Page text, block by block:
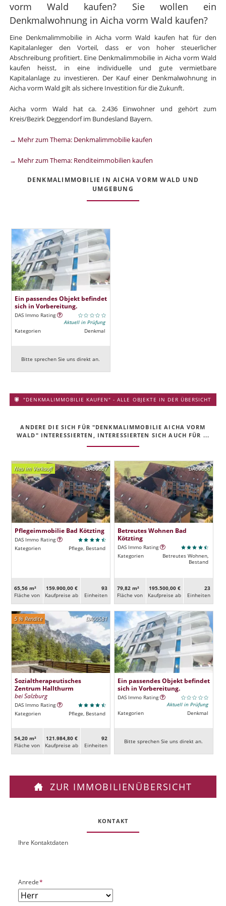
vorm Wald kaufen? Sie wollen ein
Denkmalwohnung in Aicha vorm Wald kaufen?
Eine Denkmalimmobilie in Aicha vorm Wald kaufen hat für den
Kapitalanleger den Vorteil, dass er von hoher steuerlicher
Abschreibung profitiert. Eine Denkmalimmobilie in Aicha vorm Wald
kaufen heisst, in eine individuelle und gute vermietbare
Kapitalanlage zu investieren. Der Kauf einer Denkmalwohnung in
Aicha vorm Wald gilt als sichere Investition für die Zukunft.
Aicha vorm Wald hat ca. 2.436 Einwohner und gehört zum
Kreis/Bezirk Deggendorf im Bundesland Bayern.
→ Mehr zum Thema: Denkmalimmobilie kaufen
→ Mehr zum Thema: Renditeimmobilien kaufen
DENKMALIMMOBILIE IN AICHA VORM WALD UND
UMGEBUNG
Ein passendes Objekt befindet
sich in Vorbereitung.
DAS Immo Rating
Aktuell in Prüfung
Kategorien
Denkmal
Bitte sprechen Sie uns direkt an.
"DENKMALIMMOBILIE KAUFEN" - ALLE OBJEKTE IN DER ÜBERSICHT
ANDERE DIE SICH FÜR "DENKMALIMMOBILIE AICHA VORM
WALD" INTERESSIERTEN, INTERESSIERTEN SICH AUCH FÜR ...
DA00667
Neu im Verkauf!
Pflegeimmobilie Bad Kötzting
DAS Immo Rating
Kategorien
Pflege, Bestand
65,56 m²
Fläche von
159.900,00 €
Kaufpreise ab
93
Ein­heiten
DA00668
Betreutes Wohnen Bad
Kötzting
DAS Immo Rating
Kategorien
Betreutes Wohnen,
Bestand
79,82 m²
Fläche von
195.500,00 €
Kaufpreise ab
23
Ein­heiten
DA00581
5 % Rendite
Sozialtherapeutisches
Zentrum Hallthurm
bei Salzburg
DAS Immo Rating
Kategorien
Pflege, Bestand
54,20 m²
Fläche von
121.984,80 €
Kaufpreise ab
92
Ein­heiten
Ein passendes Objekt befindet
sich in Vorbereitung.
DAS Immo Rating
Aktuell in Prüfung
Kategorien
Denkmal
Bitte sprechen Sie uns direkt an.
ZUR IMMOBILIENÜBERSICHT
KONTAKT
O
k
UIhre Kontaktdaten
P
f
l
Anrede*